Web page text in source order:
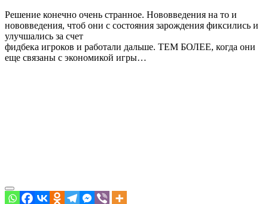
Решение конечно очень странное. Нововведения на то и
нововведения, чтоб они с состояния зарождения фиксились и
улучшались за счет
фидбека игроков и работали дальше. ТЕМ БОЛЕЕ, когда они
еще связаны с экономикой игры…